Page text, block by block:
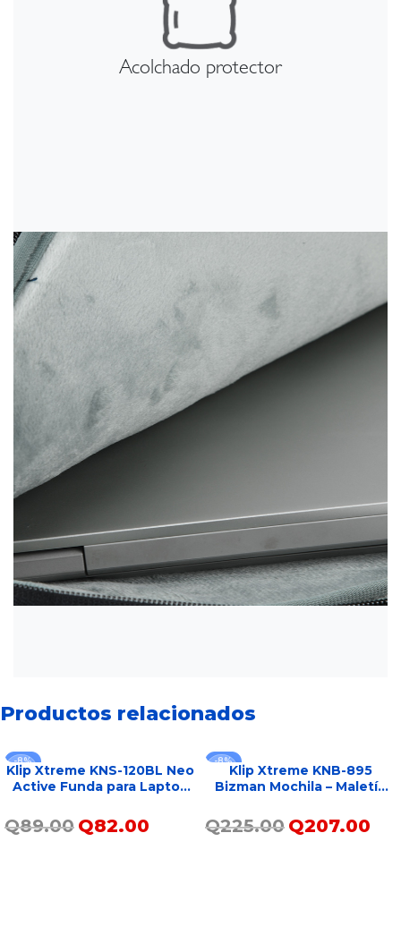
Productos relacionados
-8%
Klip Xtreme KNS-120BL Neo
Active Funda para Laptop
Q89.00 Q82.00
-8%
Klip Xtreme KNB-895
Bizman Mochila – Maletín
AN121KLX66
Q225.00 Q207.00